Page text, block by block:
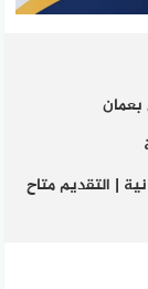
| التقديم متاح